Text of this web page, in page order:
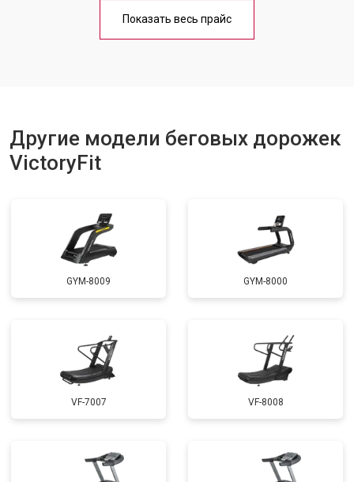
Замена блока питания от 1000 ₽
Показать весь прайс
Другие модели беговых дорожек
VictoryFit
GYM-8009 GYM-8000
VF-7007 VF-8008